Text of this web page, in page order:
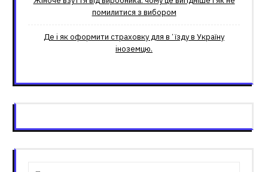
помилитися з вибором
Де і як оформити страховку для вʼїзду в Україну
іноземцю.